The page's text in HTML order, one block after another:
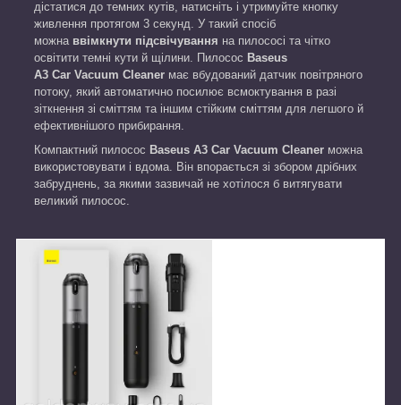
дістатися до темних кутів, натисніть і утримуйте кнопку
живлення протягом 3 секунд. У такий спосіб
можна ввімкнути підсвічування на пилососі та чітко
освітити темні кути й щілини. Пилосос Baseus
A3 Car Vacuum Cleaner має вбудований датчик повітряного
потоку, який автоматично посилює всмоктування в разі
зіткнення зі сміттям та іншим стійким сміттям для легшого й
ефективнішого прибирання.
Компактний пилосос Baseus A3 Car Vacuum Cleaner можна
використовувати і вдома. Він впорається зі збором дрібних
забруднень, за якими зазвичай не хотілося б витягувати
великий пилосос.